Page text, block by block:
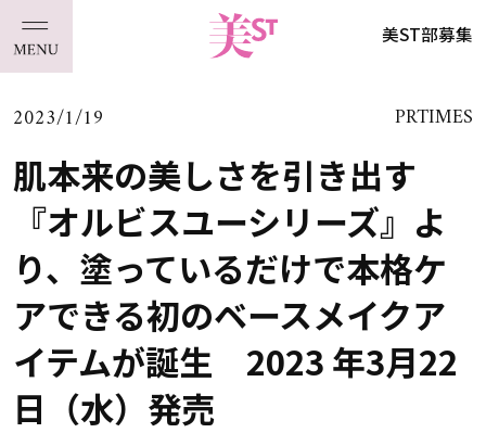
美ST部募集
2023/1/19 PRTIMES
肌本来の美しさを引き出す
『オルビスユーシリーズ』よ
り、塗っているだけで本格ケ
アできる初のベースメイクア
イテムが誕生 2023 年3月22
日（水）発売